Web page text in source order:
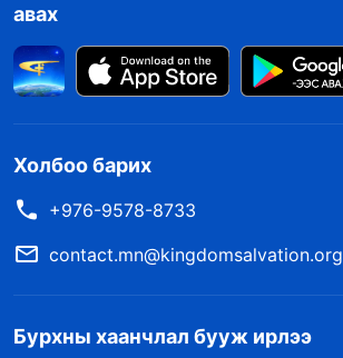
авах
Холбоо барих
+976-9578-8733
contact.mn@kingdomsalvation.org
Бурхны хаанчлал бууж ирлээ